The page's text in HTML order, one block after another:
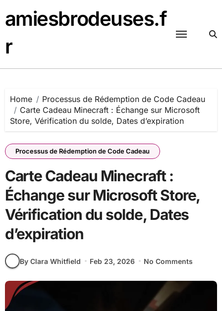
to
content
amiesbrodeuses.f
r
Home
Processus de Rédemption de Code Cadeau
Carte Cadeau Minecraft : Échange sur Microsoft
Store, Vérification du solde, Dates d’expiration
Processus de Rédemption de Code Cadeau
Carte Cadeau Minecraft :
Échange sur Microsoft Store,
Vérification du solde, Dates
d’expiration
By Clara Whitfield Feb 23, 2026 No Comments